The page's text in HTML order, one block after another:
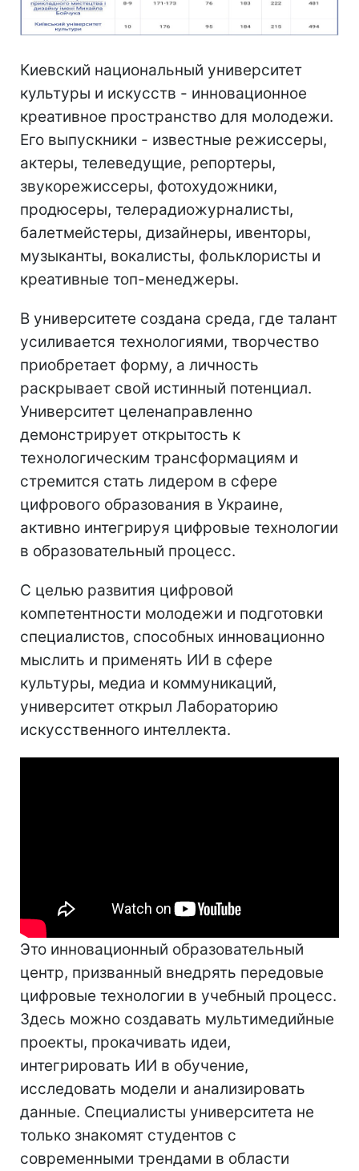
Киевский национальный университет
культуры и искусств - инновационное
креативное пространство для молодежи.
Его выпускники - известные режиссеры,
актеры, телеведущие, репортеры,
звукорежиссеры, фотохудожники,
продюсеры, телерадиожурналисты,
балетмейстеры, дизайнеры, ивенторы,
музыканты, вокалисты, фольклористы и
креативные топ-менеджеры.
В университете создана среда, где талант
усиливается технологиями, творчество
приобретает форму, а личность
раскрывает свой истинный потенциал.
Университет целенаправленно
демонстрирует открытость к
технологическим трансформациям и
стремится стать лидером в сфере
цифрового образования в Украине,
активно интегрируя цифровые технологии
в образовательный процесс.
С целью развития цифровой
компетентности молодежи и подготовки
специалистов, способных инновационно
мыслить и применять ИИ в сфере
культуры, медиа и коммуникаций,
университет открыл Лабораторию
искусственного интеллекта.
Это инновационный образовательный
центр, призванный внедрять передовые
цифровые технологии в учебный процесс.
Здесь можно создавать мультимедийные
проекты, прокачивать идеи,
интегрировать ИИ в обучение,
исследовать модели и анализировать
данные. Специалисты университета не
только знакомят студентов с
современными трендами в области